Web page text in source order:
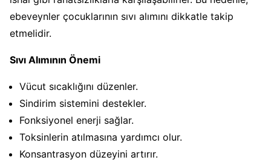
ebeveynler çocuklarının sıvı alımını dikkatle takip
etmelidir.
Sıvı Alımının Önemi
Vücut sıcaklığını düzenler.
Sindirim sistemini destekler.
Fonksiyonel enerji sağlar.
Toksinlerin atılmasına yardımcı olur.
Konsantrasyon düzeyini artırır.